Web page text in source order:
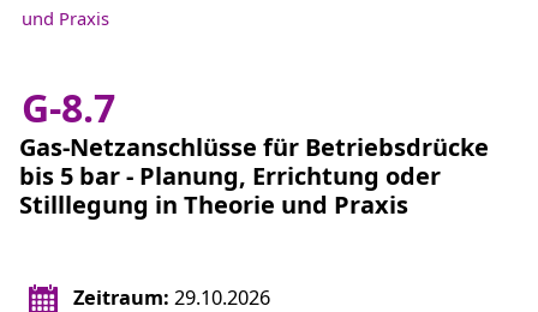
und Praxis
G-8.7
Gas-Netzanschlüsse für Betriebsdrücke
bis 5 bar - Planung, Errichtung oder
Stilllegung in Theorie und Praxis
Zeitraum: 29.10.2026